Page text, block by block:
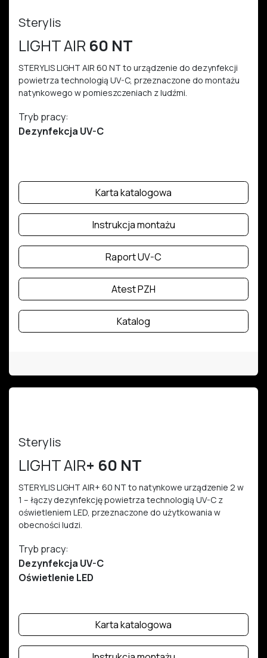
Sterylis
LIGHT AIR 60 NT
STERYLIS LIGHT AIR 60 NT to urządzenie do dezynfekcji
powietrza technologią UV-C, przeznaczone do montażu
natynkowego w pomieszczeniach z ludźmi.
Tryb pracy:
Dezynfekcja UV-C
Karta katalogowa
Instrukcja montażu
Raport UV-C
Atest PZH
Katalog
Sterylis
LIGHT AIR+ 60 NT
STERYLIS LIGHT AIR+ 60 NT to natynkowe urządzenie 2 w
1 – łączy dezynfekcję powietrza technologią UV-C z
oświetleniem LED, przeznaczone do użytkowania w
obecności ludzi.
Tryb pracy:
Dezynfekcja UV-C
Oświetlenie LED
Karta katalogowa